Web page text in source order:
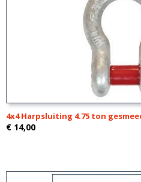
4x4 Harpsluiting 4.75 ton
€ 14,00